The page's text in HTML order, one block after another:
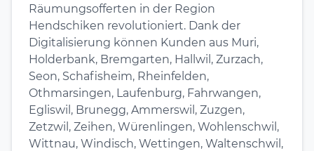
Räumungsofferten in der Region
Hendschiken revolutioniert. Dank der
Digitalisierung können Kunden aus Muri,
Holderbank, Bremgarten, Hallwil, Zurzach,
Seon, Schafisheim, Rheinfelden,
Othmarsingen, Laufenburg, Fahrwangen,
Egliswil, Brunegg, Ammerswil, Zuzgen,
Zetzwil, Zeihen, Würenlingen, Wohlenschwil,
Wittnau, Windisch, Wettingen, Waltenschwil,